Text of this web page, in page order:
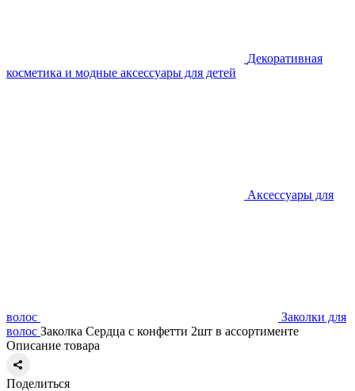
Декоративная
косметика и модные аксессуары для детей
Аксессуары для
волос
Заколки для
волос Заколка Сердца с конфетти 2шт в ассортименте
Описание товара
Поделиться